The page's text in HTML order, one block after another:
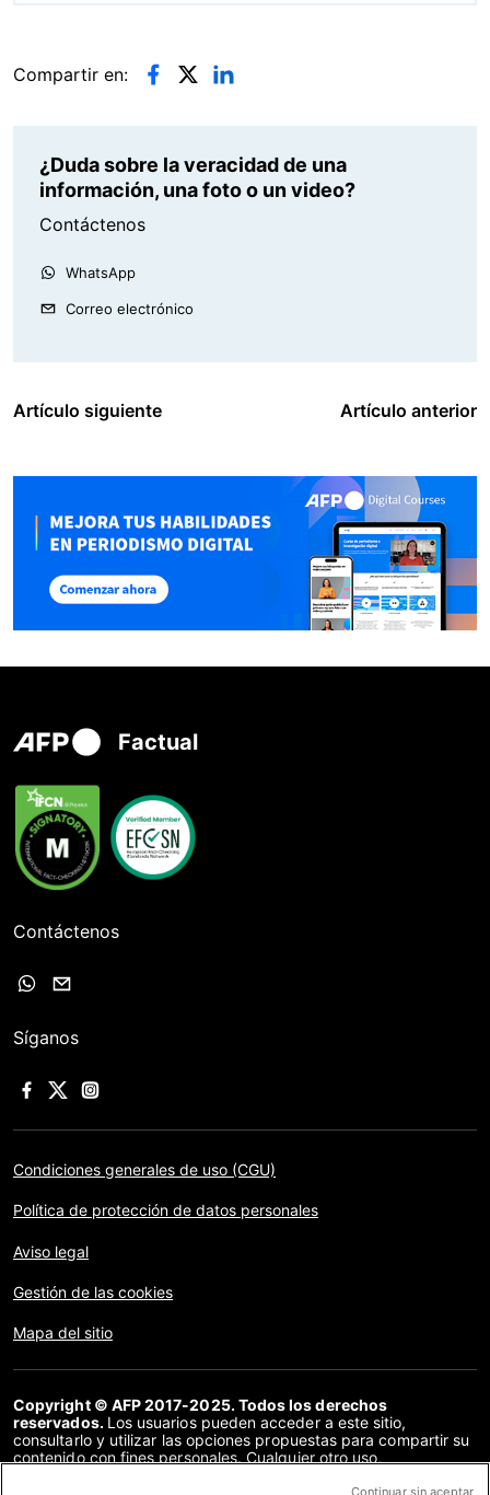
Compartir en:
¿Duda sobre la veracidad de una
información, una foto o un video?
Contáctenos
WhatsApp
Correo electrónico
Artículo siguiente Artículo anterior
Factual
Contáctenos
Síganos
Condiciones generales de uso (CGU)
Política de protección de datos personales
Aviso legal
Gestión de las cookies
Mapa del sitio
Copyright © AFP 2017-2025. Todos los derechos
reservados. Los usuarios pueden acceder a este sitio,
consultarlo y utilizar las opciones propuestas para compartir su
contenido con fines personales. Cualquier otro uso,
Continuar sin aceptar